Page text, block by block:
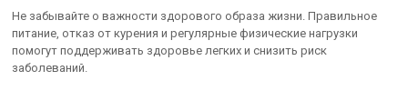
Не забывайте о важности здорового образа жизни. Правильное
питание, отказ от курения и регулярные физические нагрузки
помогут поддерживать здоровье легких и снизить риск
заболеваний.